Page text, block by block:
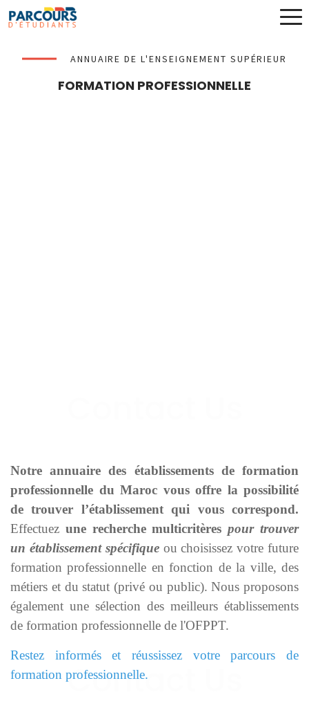
ANNUAIRE DE L'ENSEIGNEMENT SUPÉRIEUR
FORMATION PROFESSIONNELLE
Notre annuaire des établissements de formation
professionnelle du Maroc vous offre la possibilité
de trouver l’établissement qui vous correspond.
Effectuez une recherche multicritèrespour trouver
un établissement spécifiqueou choisissez votre future
formation professionnelle en fonction de la ville, des
métiers et du statut (privé ou public). Nous proposons
également une sélection des meilleurs établissements
de formation professionnelle de l'OFPPT.
Restez informés et réussissez votre parcours de
formation professionnelle.